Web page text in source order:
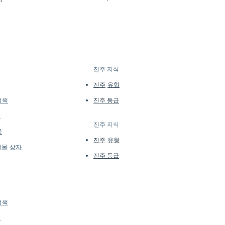
piece is a work of quiet
6.5 mm (Akoya)
Quality Natural Diamond
책
물 상자
책
진주 지식
진주 유형
진주 등급
진주 지식
진주 유형
진주 등급